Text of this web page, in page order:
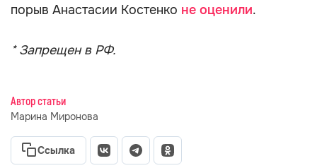
порыв Анастасии Костенко не оценили.
* Запрещен в РФ.
Автор статьи
Марина Миронова
Ссылка